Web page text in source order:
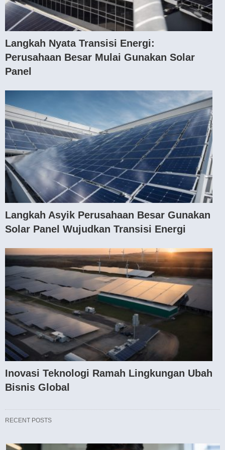
Langkah Nyata Transisi Energi:
Perusahaan Besar Mulai Gunakan Solar
Panel
Langkah Asyik Perusahaan Besar Gunakan
Solar Panel Wujudkan Transisi Energi
Inovasi Teknologi Ramah Lingkungan Ubah
Bisnis Global
RECENT POSTS